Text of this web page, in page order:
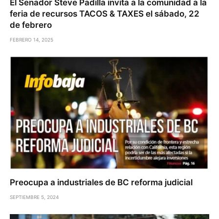
El Senador Steve Padilla invita a la comunidad a la
feria de recursos TACOS & TAXES el sábado, 22
de febrero
FEBRERO 14, 2025
Preocupa a industriales de BC reforma judicial
SEPTIEMBRE 5, 2024